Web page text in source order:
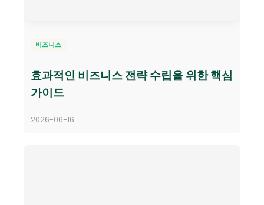
비즈니스
효과적인 비즈니스 전략 수립을 위한 핵심
가이드
2026-06-16